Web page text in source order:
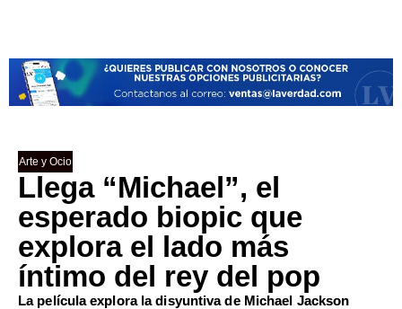
Arte y Ocio
Llega “Michael”, el
esperado biopic que
explora el lado más
íntimo del rey del pop
La película explora la disyuntiva de Michael Jackson